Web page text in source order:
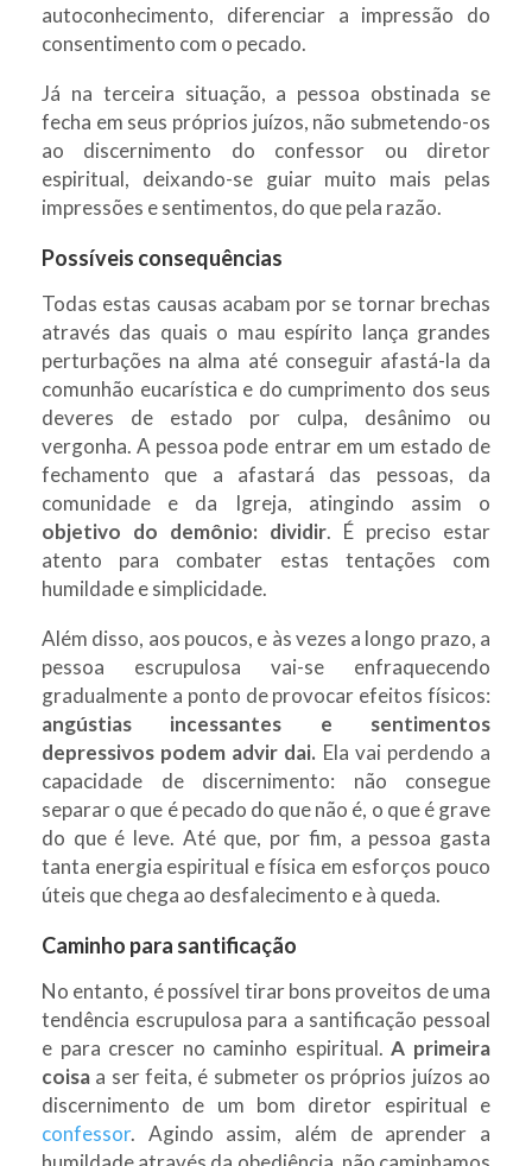
autoconhecimento, diferenciar a impressão do
consentimento com o pecado.
Já na terceira situação, a pessoa obstinada se
fecha em seus próprios juízos, não submetendo-os
ao discernimento do confessor ou diretor
espiritual, deixando-se guiar muito mais pelas
impressões e sentimentos, do que pela razão.
Possíveis consequências
Todas estas causas acabam por se tornar brechas
através das quais o mau espírito lança grandes
perturbações na alma até conseguir afastá-la da
comunhão eucarística e do cumprimento dos seus
deveres de estado por culpa, desânimo ou
vergonha. A pessoa pode entrar em um estado de
fechamento que a afastará das pessoas, da
comunidade e da Igreja, atingindo assim o
objetivo do demônio: dividir. É preciso estar
atento para combater estas tentações com
humildade e simplicidade.
Além disso, aos poucos, e às vezes a longo prazo, a
pessoa escrupulosa vai-se enfraquecendo
gradualmente a ponto de provocar efeitos físicos:
angústias incessantes e sentimentos
depressivos podem advir dai. Ela vai perdendo a
capacidade de discernimento: não consegue
separar o que é pecado do que não é, o que é grave
do que é leve. Até que, por fim, a pessoa gasta
tanta energia espiritual e física em esforços pouco
úteis que chega ao desfalecimento e à queda.
Caminho para santificação
No entanto, é possível tirar bons proveitos de uma
tendência escrupulosa para a santificação pessoal
e para crescer no caminho espiritual.A primeira
coisa a ser feita, é submeter os próprios juízos ao
discernimento de um bom diretor espiritual e
confessor. Agindo assim, além de aprender a